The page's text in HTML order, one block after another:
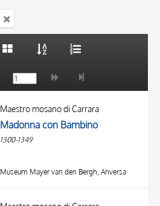
AUTHOR
LOCATION
20 RESULTS
Maestro mosano di Carrara
Madonna con Bambino
1300-1349
Museum Mayer van den Bergh, Anversa